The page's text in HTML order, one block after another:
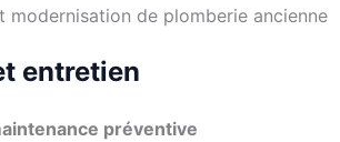
modernisation de plomberie ancienne
entretien
préventive